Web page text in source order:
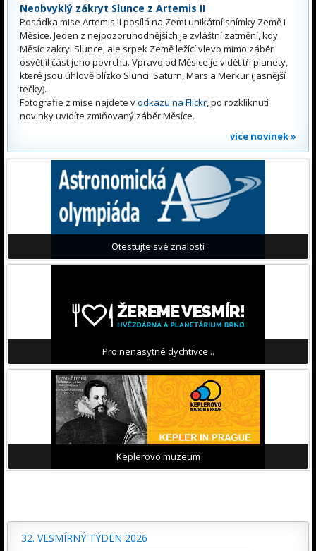
Neobvyklý zákryt Slunce z Artemis II
Posádka mise Artemis II posílá na Zemi unikátní snímky Země i
Měsíce. Jeden z nejpozoruhodnějších je zvláštní zatmění, kdy
Měsíc zakryl Slunce, ale srpek Země ležící vlevo mimo záběr
osvětlil část jeho povrchu. Vpravo od Měsíce je vidět tři planety,
které jsou úhlově blízko Slunci. Saturn, Mars a Merkur (jasnější
tečky).
Fotografie z mise najdete vodkazu na Flickr, po rozkliknutí
novinky uvidíte zmiňovaný záběr Měsíce.
více novinek »
Otestujte své znalosti
Pro nenasytné dychtivce...
Keplerovo muzeum
32. VESMÍRNÝ TÝDEN 2026